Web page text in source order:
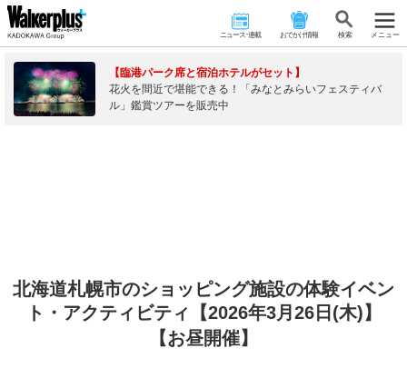
ニュース･連載 おでかけ情報 検 索 メニュー
【臨港パーク席と宿泊ホテルがセット】
花火を間近で堪能できる！「みなとみらいフェスティバ
ル」鑑賞ツアーを販売中
北海道札幌市のショッピング施設の体験イベン
ト・アクティビティ【2026年3月26日(木)】
【お昼開催】